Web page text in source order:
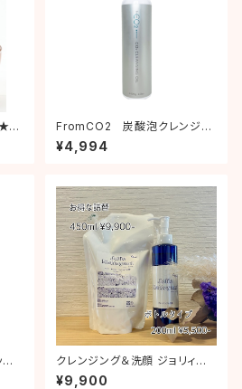
★8
FromCO2 炭酸泡クレンジン
グオイル 120g
¥4,994
クレンジング＆洗顔 ジョリィネト
ワヤン詰替 450ml
¥9,900